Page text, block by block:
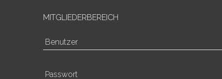
MITGLIEDERBEREICH